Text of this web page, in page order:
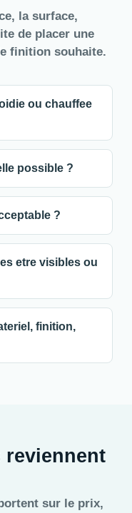
la surface,
de placer une
finition souhaite.
ou chauffee
possible ?
?
etre visibles ou
finition,
reviennent
sur le prix,